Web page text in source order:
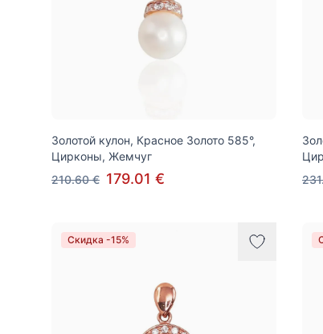
Золотой кулон, Красное Золото 585°,
Цирконы, Жемчуг
210.60 € 179.01 €
Скидка -15%